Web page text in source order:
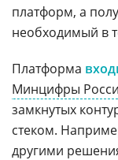
платформ, а
необходимый в
Платформа
Минцифры
замкнутых
стеком.
другими